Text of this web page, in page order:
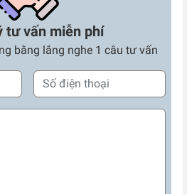
tư vấn miễn phí
bằng lắng nghe 1 câu tư vấn